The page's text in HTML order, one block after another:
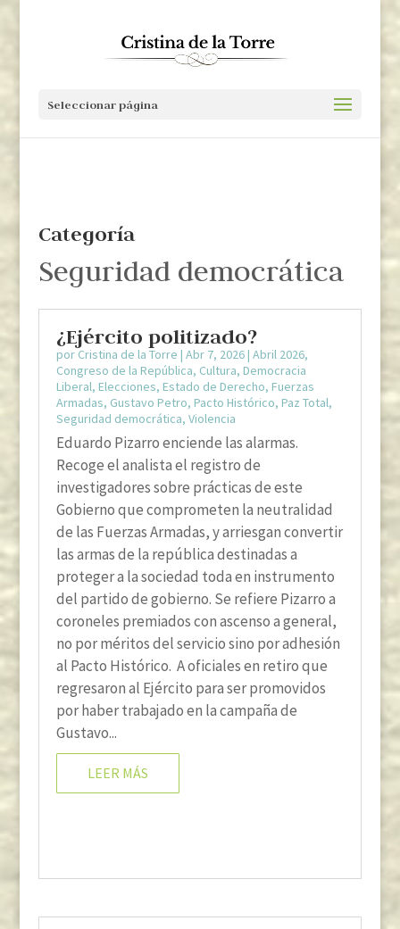
Seleccionar página
Categoría
Seguridad democrática
¿Ejército politizado?
por Cristina de la Torre | Abr 7, 2026| Abril 2026,
Congreso de la República, Cultura, Democracia
Liberal, Elecciones, Estado de Derecho, Fuerzas
Armadas, Gustavo Petro, Pacto Histórico, Paz Total,
Seguridad democrática, Violencia
Eduardo Pizarro enciende las alarmas.
Recoge el analista el registro de
investigadores sobre prácticas de este
Gobierno que comprometen la neutralidad
de las Fuerzas Armadas, y arriesgan convertir
las armas de la república destinadas a
proteger a la sociedad toda en instrumento
del partido de gobierno. Se refiere Pizarro a
coroneles premiados con ascenso a general,
no por méritos del servicio sino por adhesión
al Pacto Histórico. A oficiales en retiro que
regresaron al Ejército para ser promovidos
por haber trabajado en la campaña de
Gustavo...
LEER MÁS